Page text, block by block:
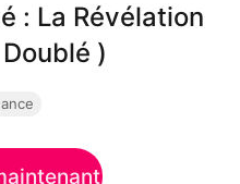
: La Révélation
)